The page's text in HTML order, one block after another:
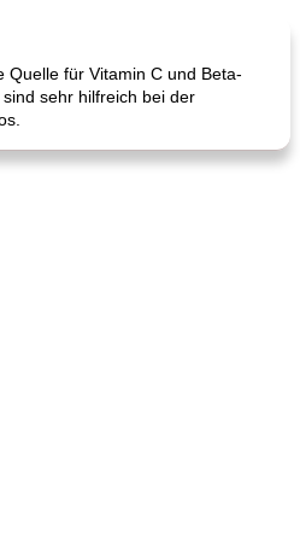
Quelle für Vitamin C und Beta-
sehr hilfreich bei der